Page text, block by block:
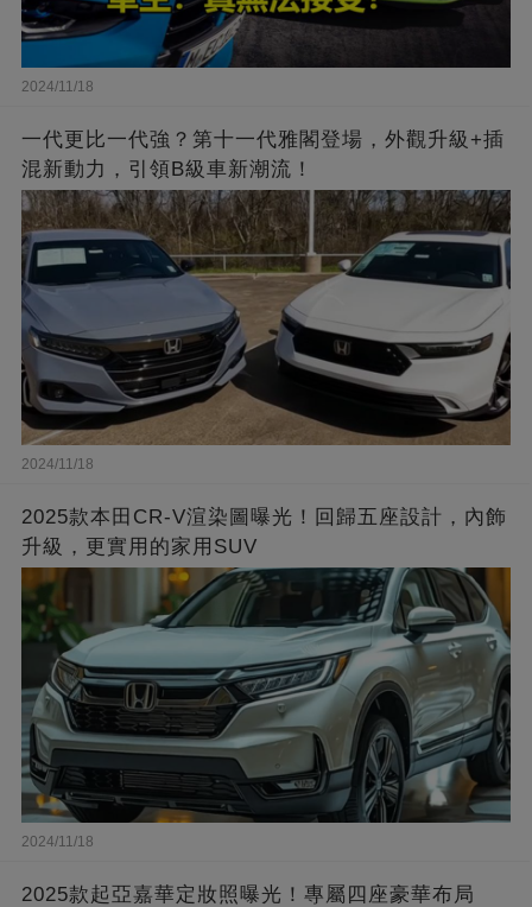
2024/11/18
一代更比一代強？第十一代雅閣登場，外觀升級+插
混新動力，引領B級車新潮流！
2024/11/18
2025款本田CR-V渲染圖曝光！回歸五座設計，內飾
升級，更實用的家用SUV
2024/11/18
2025款起亞嘉華定妝照曝光！專屬四座豪華布局